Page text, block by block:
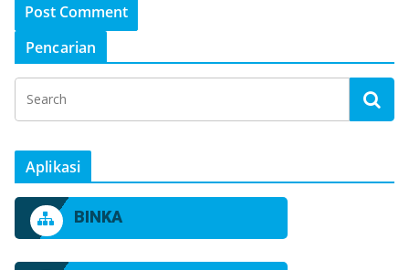
Pencarian
Aplikasi
BINKA